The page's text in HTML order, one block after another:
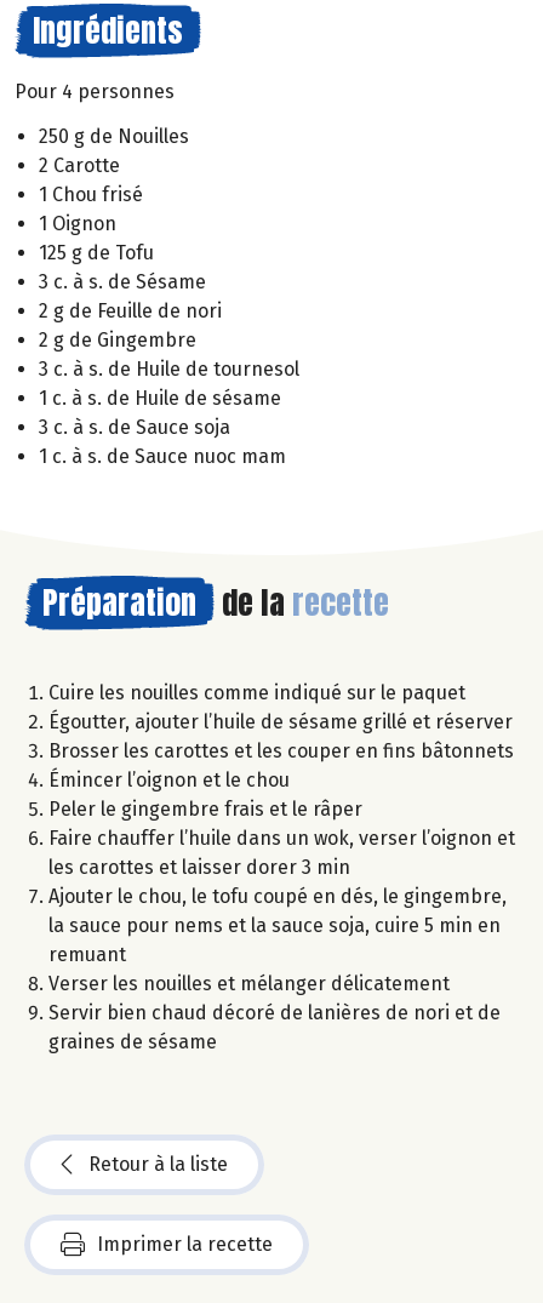
Ingrédients
Pour 4 personnes
250 g de Nouilles
2 Carotte
1 Chou frisé
1 Oignon
125 g de Tofu
3 c. à s. de Sésame
2 g de Feuille de nori
2 g de Gingembre
3 c. à s. de Huile de tournesol
1 c. à s. de Huile de sésame
3 c. à s. de Sauce soja
1 c. à s. de Sauce nuoc mam
Préparation de la recette
Cuire les nouilles comme indiqué sur le paquet
Égoutter, ajouter l’huile de sésame grillé et réserver
Brosser les carottes et les couper en fins bâtonnets
Émincer l’oignon et le chou
Peler le gingembre frais et le râper
Faire chauffer l’huile dans un wok, verser l’oignon et
les carottes et laisser dorer 3 min
Ajouter le chou, le tofu coupé en dés, le gingembre,
la sauce pour nems et la sauce soja, cuire 5 min en
remuant
Verser les nouilles et mélanger délicatement
Servir bien chaud décoré de lanières de nori et de
graines de sésame
Retour à la liste
Imprimer la recette